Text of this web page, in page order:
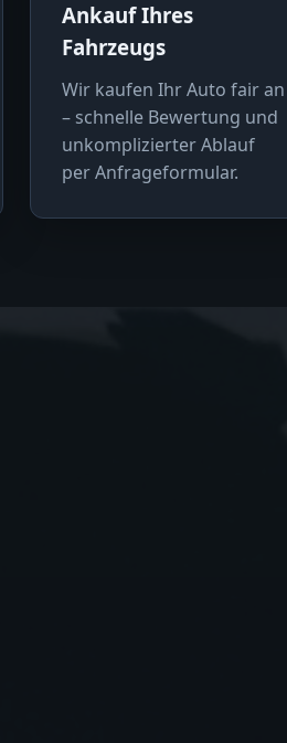
Ankauf Ihres
Fahrzeugs
Wir kaufen Ihr Auto fair an
– schnelle Bewertung und
unkomplizierter Ablauf
per Anfrageformular.